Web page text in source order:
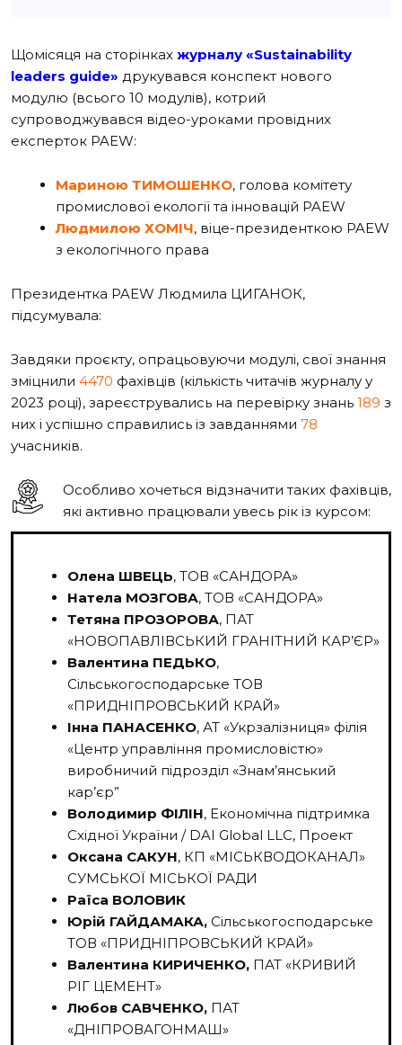
Щомісяця на сторінках журналу «Sustainability
leaders guide» друкувався конспект нового
модулю (всього 10 модулів), котрий
супроводжувався відео-уроками провідних
експерток PAEW:
Мариною ТИМОШЕНКО, голова комітету
промислової екології та інновацій PAEW
Людмилою ХОМІЧ, віце-президенткою PAEW
з екологічного права
Президентка PAEW Людмила ЦИГАНОК,
підсумувала:
Завдяки проєкту, опрацьовуючи модулі, свої знання
зміцнили 4470 фахівців (кількість читачів журналу у
2023 році), зареєструвались на перевірку знань 189 з
них і успішно справились із завданнями 78
учасників.
Особливо хочеться відзначити таких фахівців,
які активно працювали увесь рік із курсом:
Олена ШВЕЦЬ, ТОВ «САНДОРА»
Натела МОЗГОВА, ТОВ «САНДОРА»
Тетяна ПРОЗОРОВА, ПАТ
«НОВОПАВЛІВСЬКИЙ ГРАНІТНИЙ КАР’ЄР»
Валентина ПЕДЬКО,
Сільськогосподарське ТОВ
«ПРИДНІПРОВСЬКИЙ КРАЙ»
Інна ПАНАСЕНКО, АТ «Укрзалізниця» філія
«Центр управління промисловістю»
виробничий підрозділ «Знам’янський
кар’єр”
Володимир ФІЛІН, Економічна підтримка
Східної України / DAI Global LLC, Проект
Оксана САКУН, КП «МІСЬКВОДОКАНАЛ»
СУМСЬКОЇ МІСЬКОЇ РАДИ
Раїса ВОЛОВИК
Юрій ГАЙДАМАКА, Сільськогосподарське
ТОВ «ПРИДНІПРОВСЬКИЙ КРАЙ»
Валентина КИРИЧЕНКО, ПАТ «КРИВИЙ
РІГ ЦЕМЕНТ»
Любов САВЧЕНКО, ПАТ
«ДНІПРОВАГОНМАШ»